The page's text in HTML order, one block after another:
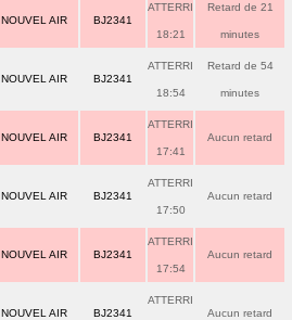
NOUVEL AIR BJ2341
ATTERRI
18:21
Retard de 21
minutes
NOUVEL AIR BJ2341
ATTERRI
18:54
Retard de 54
minutes
NOUVEL AIR BJ2341
ATTERRI
17:41
Aucun retard
NOUVEL AIR BJ2341
ATTERRI
17:50
Aucun retard
NOUVEL AIR BJ2341
ATTERRI
17:54
Aucun retard
NOUVEL AIR BJ2341
ATTERRI
Aucun retard